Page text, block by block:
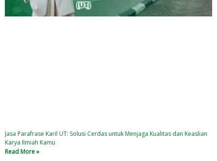
Jasa Parafrase Karil UT: Solusi Cerdas untuk Menjaga Kualitas dan Keaslian
Karya Ilmiah Kamu
Read More »